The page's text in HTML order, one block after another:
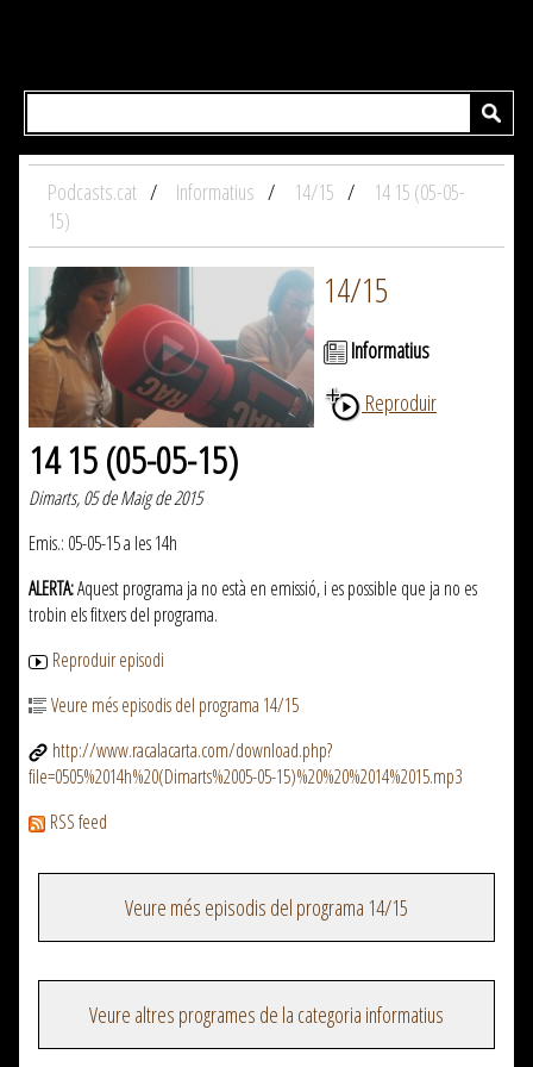
Podcasts.cat Informatius 14/15
14 15 (05-05-
15)
14/15
Informatius
Reproduir
14 15 (05-05-15)
Dimarts, 05 de Maig de 2015
Emis.: 05-05-15 a les 14h
ALERTA:Aquest programa ja no està en emissió, i es possible que ja no es
trobin els fitxers del programa.
Reproduir episodi
Veure més episodis del programa 14/15
http://www.racalacarta.com/download.php?
file=0505%2014h%20(Dimarts%2005-05-15)%20%20%2014%2015.mp3
RSS feed
Veure més episodis del programa 14/15
Veure altres programes de la categoria informatius